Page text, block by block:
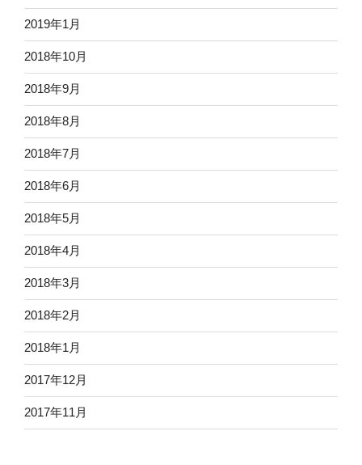
2019年1月
2018年10月
2018年9月
2018年8月
2018年7月
2018年6月
2018年5月
2018年4月
2018年3月
2018年2月
2018年1月
2017年12月
2017年11月